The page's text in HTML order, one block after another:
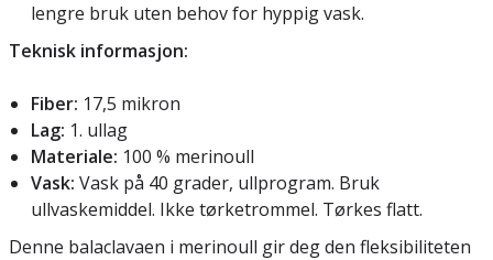
lengre bruk uten behov for hyppig vask.
Teknisk informasjon:
Fiber: 17,5 mikron
Lag: 1. ullag
Materiale: 100 % merinoull
Vask: Vask på 40 grader, ullprogram. Bruk
ullvaskemiddel. Ikke tørketrommel. Tørkes flatt.
Denne balaclavaen i merinoull gir deg den fleksibiliteten